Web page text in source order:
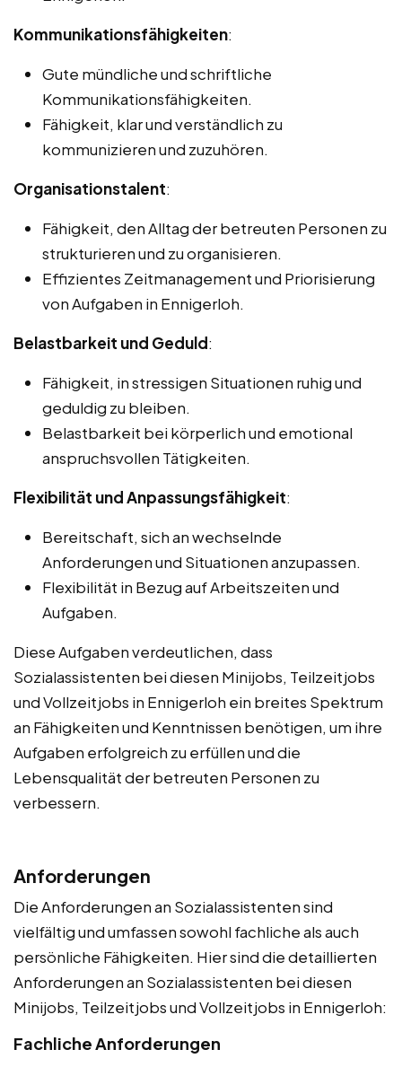
Kommunikationsfähigkeiten:
Gute mündliche und schriftliche
Kommunikationsfähigkeiten.
Fähigkeit, klar und verständlich zu
kommunizieren und zuzuhören.
Organisationstalent:
Fähigkeit, den Alltag der betreuten Personen zu
strukturieren und zu organisieren.
Effizientes Zeitmanagement und Priorisierung
von Aufgaben in Ennigerloh.
Belastbarkeit und Geduld:
Fähigkeit, in stressigen Situationen ruhig und
geduldig zu bleiben.
Belastbarkeit bei körperlich und emotional
anspruchsvollen Tätigkeiten.
Flexibilität und Anpassungsfähigkeit:
Bereitschaft, sich an wechselnde
Anforderungen und Situationen anzupassen.
Flexibilität in Bezug auf Arbeitszeiten und
Aufgaben.
Diese Aufgaben verdeutlichen, dass
Sozialassistenten bei diesen Minijobs, Teilzeitjobs
und Vollzeitjobs in Ennigerloh ein breites Spektrum
an Fähigkeiten und Kenntnissen benötigen, um ihre
Aufgaben erfolgreich zu erfüllen und die
Lebensqualität der betreuten Personen zu
verbessern.
Anforderungen
Die Anforderungen an Sozialassistenten sind
vielfältig und umfassen sowohl fachliche als auch
persönliche Fähigkeiten. Hier sind die detaillierten
Anforderungen an Sozialassistenten bei diesen
Minijobs, Teilzeitjobs und Vollzeitjobs in Ennigerloh:
Fachliche Anforderungen